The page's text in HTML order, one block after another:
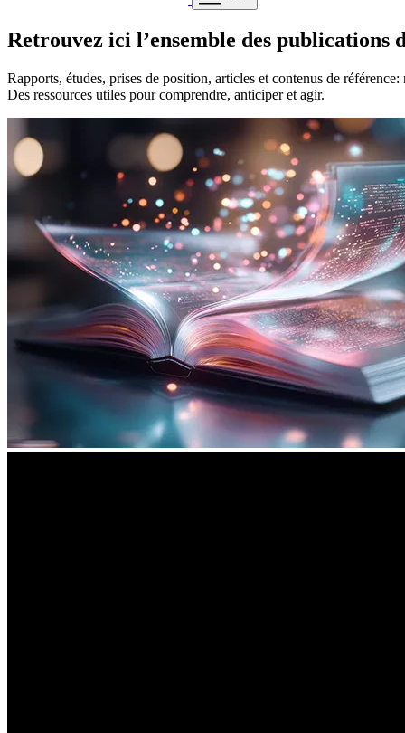
Retrouvez ici l’ensemble des publications
Rapports, études, prises de position, articles et contenus de
Des ressources utiles pour comprendre, anticiper et agir.